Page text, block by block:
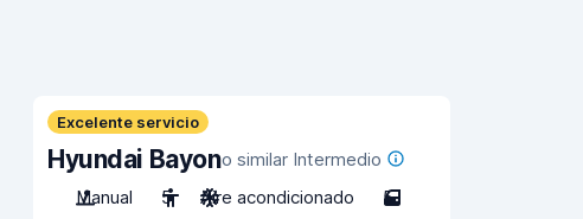
Excelente servicio
Hyundai Bayono similar Intermedio
Manual
5 Aire acondicionado 5